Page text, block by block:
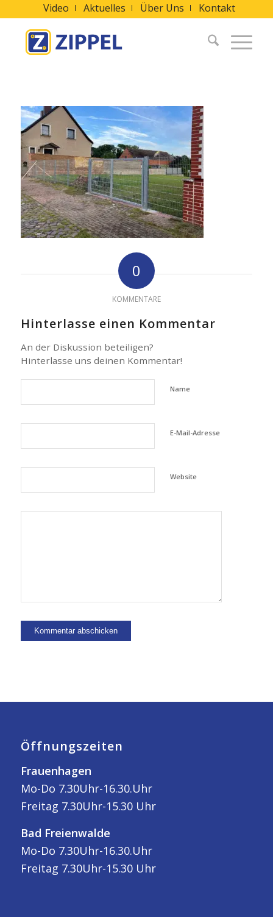
Video Aktuelles Über Uns Kontakt
0
KOMMENTARE
Hinterlasse einen Kommentar
An der Diskussion beteiligen?
Hinterlasse uns deinen Kommentar!
Name
E-Mail-Adresse
Website
Öffnungszeiten
Frauenhagen
Mo-Do 7.30Uhr-16.30.Uhr
Freitag 7.30Uhr-15.30 Uhr
Bad Freienwalde
Mo-Do 7.30Uhr-16.30.Uhr
Freitag 7.30Uhr-15.30 Uhr